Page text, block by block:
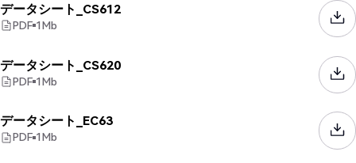
データシート_CS612
PDF 1Mb
データシート_CS620
PDF 1Mb
データシート_EC63
PDF 1Mb